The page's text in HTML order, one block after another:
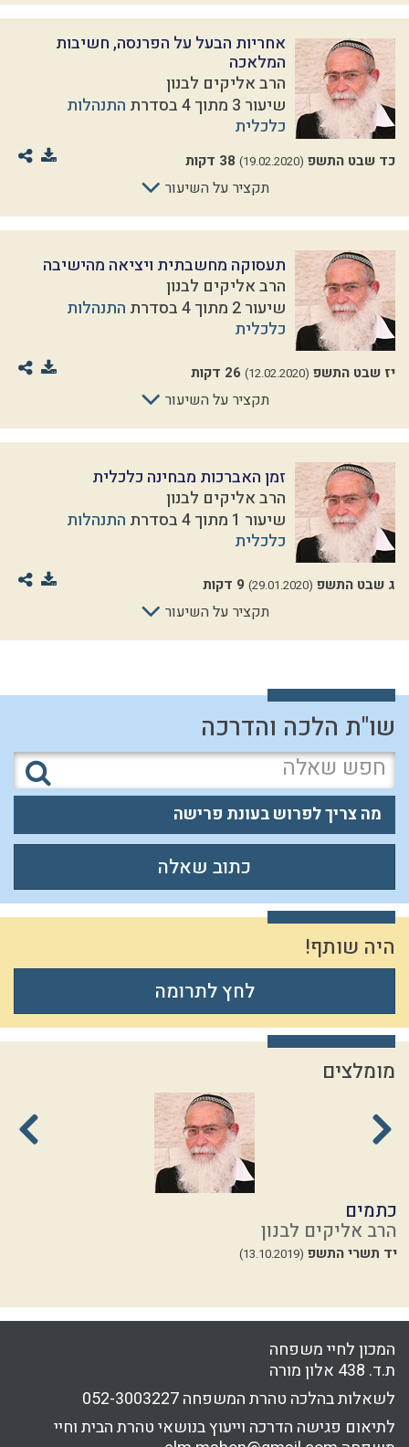
אחריות הבעל על הפרנסה, חשיבות
המלאכה
הרב אליקים לבנון
שיעור 3 מתוך 4 בסדרת
התנהלות
כלכלית
כד שבט התשפ (19.02.2020) 38 דקות
תקציר על השיעור
תעסוקה מחשבתית ויציאה מהישיבה
הרב אליקים לבנון
שיעור 2 מתוך 4 בסדרת
התנהלות
כלכלית
יז שבט התשפ (12.02.2020) 26 דקות
תקציר על השיעור
זמן האברכות מבחינה כלכלית
הרב אליקים לבנון
שיעור 1 מתוך 4 בסדרת
התנהלות
כלכלית
ג שבט התשפ (29.01.2020) 9 דקות
תקציר על השיעור
שו"ת הלכה והדרכה
מה צריך לפרוש בעונת פרישה
כתוב שאלה
היה שותף!
לחץ לתרומה
מומלצים
כתמים
הרב אליקים לבנון
יד תשרי התשפ (13.10.2019)
המכון לחיי משפחה
ת.ד. 438 אלון מורה
לשאלות בהלכה טהרת המשפחה052-3003227
לתיאום פגישה הדרכה וייעוץ בנושאי טהרת הבית וחיי